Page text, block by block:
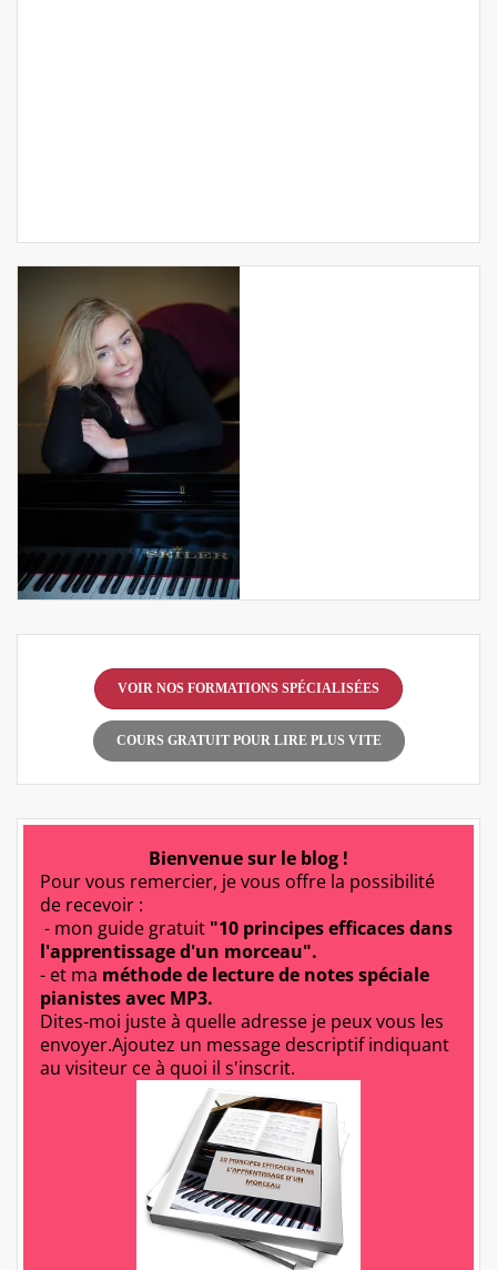
VOIR NOS FORMATIONS SPÉCIALISÉES
COURS GRATUIT POUR LIRE PLUS VITE